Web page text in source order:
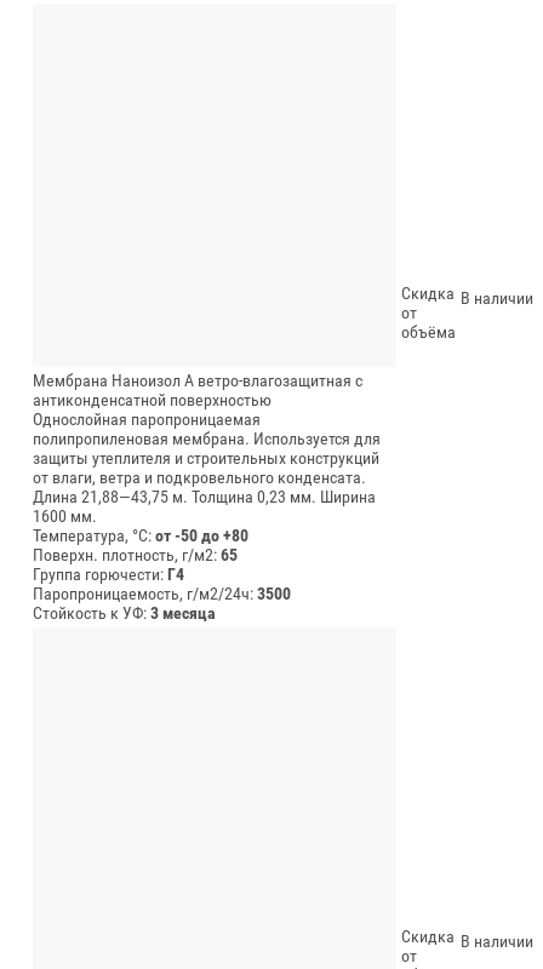
Мембрана Наноизол А ветро-влагозащитная с
антиконденсатной поверхностью
Однослойная паропроницаемая
полипропиленовая мембрана. Используется для
защиты утеплителя и строительных конструкций
от влаги, ветра и подкровельного конденсата.
Длина 21,88—43,75 м. Толщина 0,23 мм. Ширина
1600 мм.
Температура, °C:от -50 до +80
Поверхн. плотность, г/м2:65
Группа горючести:Г4
Паропроницаемость, г/м2/24ч:3500
Стойкость к УФ:3 месяца
Скидка
от
объёма
В наличии
Скидка
от
В наличии